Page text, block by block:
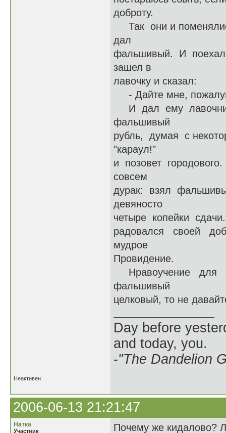
доброту.
Так они и
дал
фальшивый. И поехал
зашел в
лавочку и сказал:
- Дайте мне,
И дал ему лавочник
фальшивый
рубль, думая с
"караул!"
и позовет
совсем
дурак: взял
девяносто
четыре копейки
радовался своей
мудрое
Провидение.
Нравоучение для
фальшивый
целковый, то не
Day before
and today, you.
-"The Dandelion
Неактивен
2006-06-13 21:21:47
Натка
Участник
Почему же кидалово?